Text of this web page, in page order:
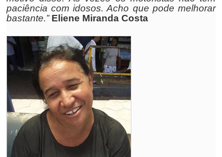
paciência com idosos. Acho que pode melhorar
bastante.” Eliene Miranda Costa